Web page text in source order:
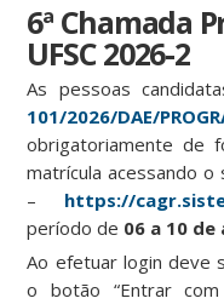
6ª Chamada
UFSC 2026-2
As pessoas
101/2026/DAE/
obrigatoriamente de
matrícula acessando
– https://
período de 06 a 10
Ao efetuar login deve
o botão “Entrar